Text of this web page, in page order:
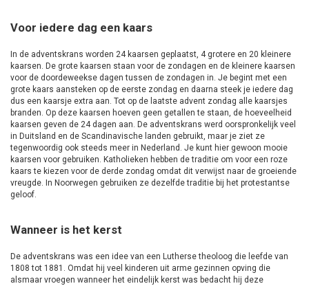
Voor iedere dag een kaars
In de adventskrans worden 24 kaarsen geplaatst, 4 grotere en 20 kleinere
kaarsen. De grote kaarsen staan voor de zondagen en de kleinere kaarsen
voor de doordeweekse dagen tussen de zondagen in. Je begint met een
grote kaars aansteken op de eerste zondag en daarna steek je iedere dag
dus een kaarsje extra aan. Tot op de laatste advent zondag alle kaarsjes
branden. Op deze kaarsen hoeven geen getallen te staan, de hoeveelheid
kaarsen geven de 24 dagen aan. De adventskrans werd oorspronkelijk veel
in Duitsland en de Scandinavische landen gebruikt, maar je ziet ze
tegenwoordig ook steeds meer in Nederland. Je kunt hier gewoon mooie
kaarsen voor gebruiken. Katholieken hebben de traditie om voor een roze
kaars te kiezen voor de derde zondag omdat dit verwijst naar de groeiende
vreugde. In Noorwegen gebruiken ze dezelfde traditie bij het protestantse
geloof.
Wanneer is het kerst
De adventskrans was een idee van een Lutherse theoloog die leefde van
1808 tot 1881. Omdat hij veel kinderen uit arme gezinnen opving die
alsmaar vroegen wanneer het eindelijk kerst was bedacht hij deze